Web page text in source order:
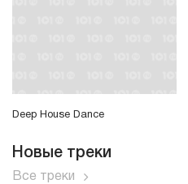
Deep House Dance
Новые треки
Все треки